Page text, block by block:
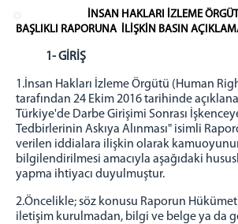
İNSAN HAKLARI İZLEME
BAŞLIKLI RAPORUNA İLİŞKİN BASIN
1- GİRİŞ
1.İnsan Hakları İzleme Örgütü (Human
tarafından 24 Ekim 2016 tarihinde
Türkiye'de Darbe Girişimi Sonrası
Tedbirlerinin Askıya Alınması" isimli
verilen iddialara ilişkin olarak
bilgilendirilmesi amacıyla aşağıdaki
yapma ihtiyacı duyulmuştur.
2.Öncelikle; söz konusu Raporun
iletişim kurulmadan, bilgi ve belge ya da